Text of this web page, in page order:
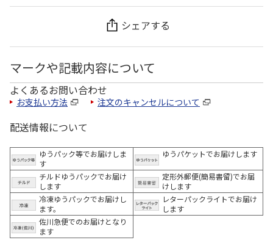
シェアする
マークや記載内容について
よくあるお問い合わせ
お支払い方法 注文のキャンセルについて
配送情報について
ゆうパック等でお届けしま
す
ゆうパケットでお届けします
チルドゆうパックでお届け
します
定形外郵便(簡易書留)でお届
けします
冷凍ゆうパックでお届けし
ます。
レターパックライトでお届け
します
佐川急便でのお届けとなり
ます